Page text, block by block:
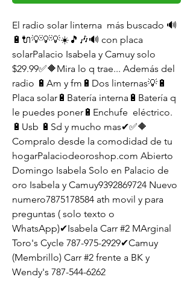
El radio solar linterna  más buscado 🔊
🔋🔌💡💡💡☀️🎵🎶🔊 con placa
solarPalacio Isabela y Camuy solo
$29.99✅🔶️Mira lo q trae... Además del
radio 🔋Am y fm🔋Dos linternas💡🔋
Placa solar🔋Batería interna🔋Batería q
le puedes poner🔋Enchufe  eléctrico.
🔋Usb 🔋Sd y mucho mas✔✅🔶️
Compralo desde la comodidad de tu
hogarPalaciodeoroshop.com Abierto
Domingo Isabela Solo en Palacio de
oro Isabela y Camuy9392869724 Nuevo
numero7875178584 ath movil y para
preguntas ( solo texto o
WhatsApp)✔Isabela Carr #2 MArginal
Toro's Cycle 787-975-2929✔Camuy
(Membrillo) Carr #2 frente a BK y
Wendy's 787-544-6262